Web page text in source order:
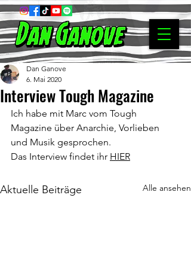
Interview Tough Magazine
Dan Ganove
6. Mai 2020
Ich habe mit Marc vom Tough
Magazine über Anarchie, Vorlieben
und Musik gesprochen.
Das Interview findet ihr HIER
Aktuelle Beiträge Alle ansehen